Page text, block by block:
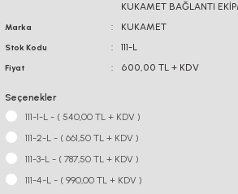
KUKAMET BAĞLANTI
Marka KUKAMET
Stok Kodu 111-L
Fiyat 600,00 TL + KDV
Seçenekler
111-1-L - ( 540,00 TL + KDV )
111-2-L - ( 661,50 TL + KDV )
111-3-L - ( 787,50 TL + KDV )
111-4-L - ( 990,00 TL + KDV )